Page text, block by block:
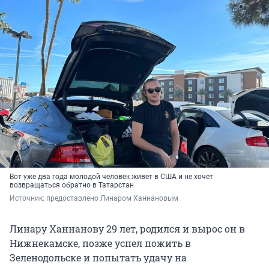
Вот уже два года молодой человек живет в США и не хочет
возвращаться обратно в Татарстан
Источник: предоставлено Линаром Ханнановым
Линару Ханнанову 29 лет, родился и вырос он в
Нижнекамске, позже успел пожить в
Зеленодольске и попытать удачу на